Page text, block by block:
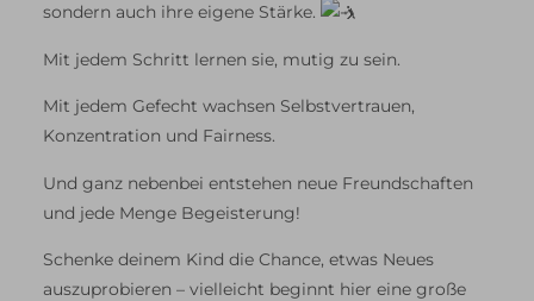
sondern auch ihre eigene Stärke.
Mit jedem Schritt lernen sie, mutig zu sein.
Mit jedem Gefecht wachsen Selbstvertrauen,
Konzentration und Fairness.
Und ganz nebenbei entstehen neue Freundschaften
und jede Menge Begeisterung!
Schenke deinem Kind die Chance, etwas Neues
auszuprobieren – vielleicht beginnt hier eine große